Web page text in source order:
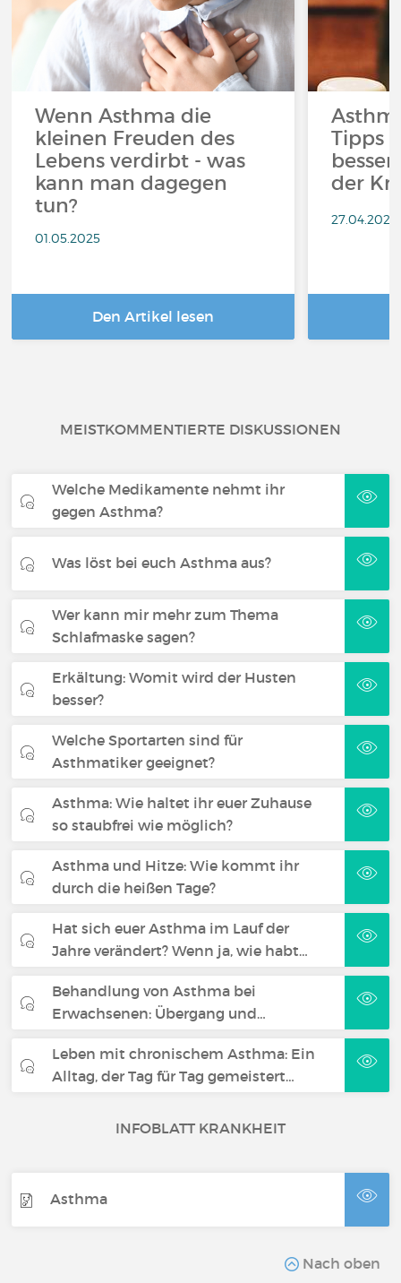
Wenn Asthma die
kleinen Freuden des
Lebens verdirbt - was
kann man dagegen
tun?
01.05.2025
Den Artikel lesen
Tipps
der
27.04.2023
MEISTKOMMENTIERTE DISKUSSIONEN
Welche Medikamente nehmt ihr
gegen Asthma?
Was löst bei euch Asthma aus?
Wer kann mir mehr zum Thema
Schlafmaske sagen?
Erkältung: Womit wird der Husten
besser?
Welche Sportarten sind für
Asthmatiker geeignet?
Asthma: Wie haltet ihr euer Zuhause
so staubfrei wie möglich?
Asthma und Hitze: Wie kommt ihr
durch die heißen Tage?
Hat sich euer Asthma im Lauf der
Jahre verändert? Wenn ja, wie habt…
Behandlung von Asthma bei
Erwachsenen: Übergang und…
Leben mit chronischem Asthma: Ein
Alltag, der Tag für Tag gemeistert…
INFOBLATT KRANKHEIT
Asthma
Nach oben